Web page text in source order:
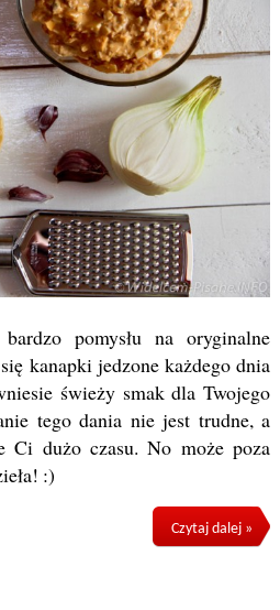
pomysłu na oryginalne
kanapki jedzone każdego dnia
świeży smak dla Twojego
tego dania nie jest trudne, a
Ci dużo czasu. No może poza
:)
Czytaj dalej »